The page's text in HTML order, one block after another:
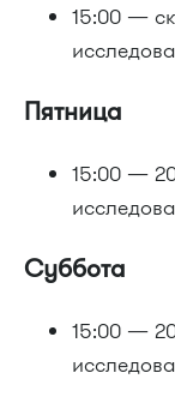
15:00 —
Пятница
15:00 —
Суббота
15:00 —